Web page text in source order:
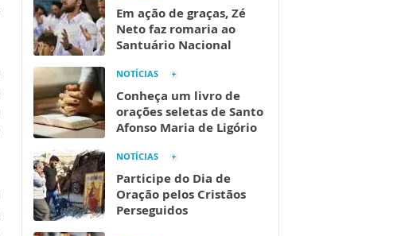
Em ação de graças, Zé
Neto faz romaria ao
Santuário Nacional
NOTÍCIAS
Conheça um livro de
orações seletas de Santo
Afonso Maria de Ligório
NOTÍCIAS
Participe do Dia de
Oração pelos Cristãos
Perseguidos